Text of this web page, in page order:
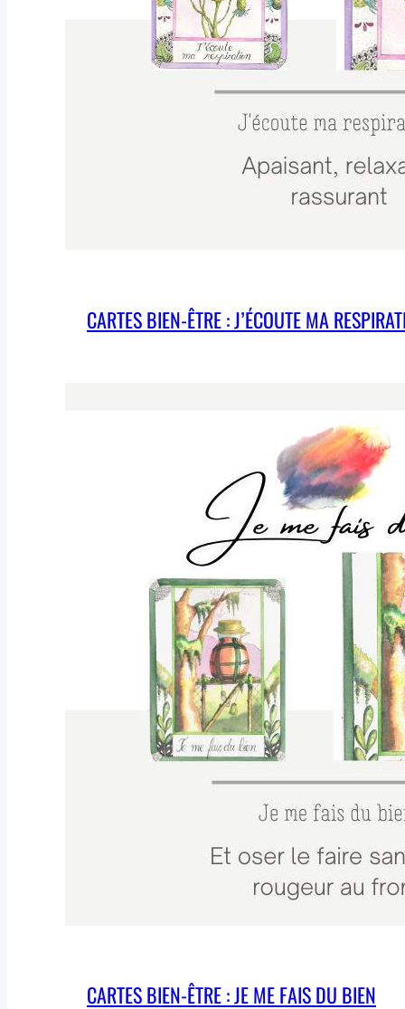
CARTES BIEN-ÊTRE : J’ÉCOUTE MA
CARTES BIEN-ÊTRE : JE ME FAIS DU BIEN